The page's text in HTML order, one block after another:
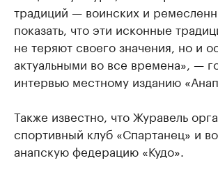
традиций — воинских и
показать, что эти исконные
не теряют своего значения, но и
актуальными во все времена», —
интервью местному изданию
Также известно, что Журавель
спортивный клуб «Спартанец» и
анапскую федерацию «Кудо».